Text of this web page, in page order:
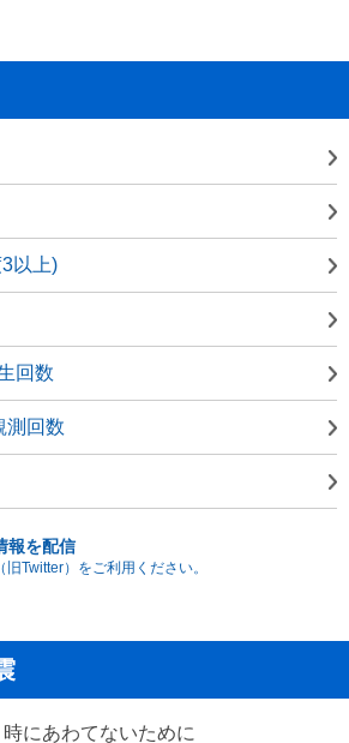
以上)
回数
測回数
報を配信
Twitter）をご利用ください。
にあわてないために